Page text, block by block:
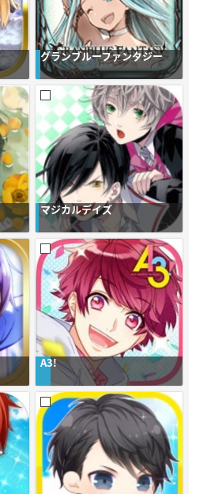
グランブルーファンタジー
マジカルデイズ
A3!